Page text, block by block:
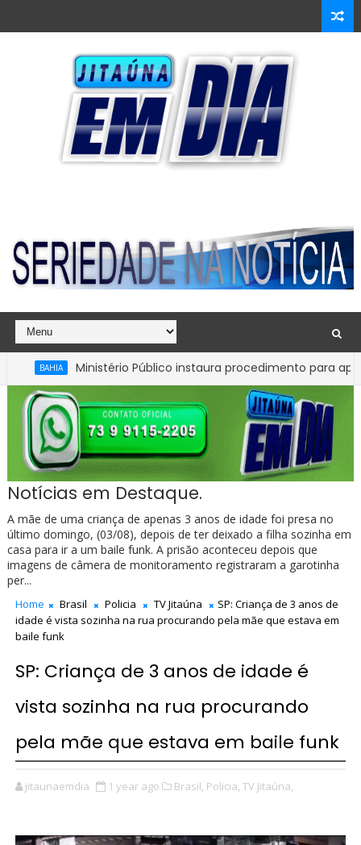
Ministério Público instaura procedimento para apurar
Salário mínimo 2027: governo divulga valor previsto para o
Notícias em Destaque.
A mãe de uma criança de apenas 3 anos de idade foi presa no
último domingo, (03/08), depois de ter deixado a filha sozinha em
casa para ir a um baile funk. A prisão aconteceu depois que
imagens de câmera de monitoramento registraram a garotinha
per...
Home Brasil Policia TV Jitaúna
SP: Criança de 3 anos de
idade é vista sozinha na rua procurando pela mãe que estava em
baile funk
SP: Criança de 3 anos de idade é
vista sozinha na rua procurando
pela mãe que estava em baile funk
jitaunaemdia 1 year ago Brasil, Policia, TV Jitaúna,